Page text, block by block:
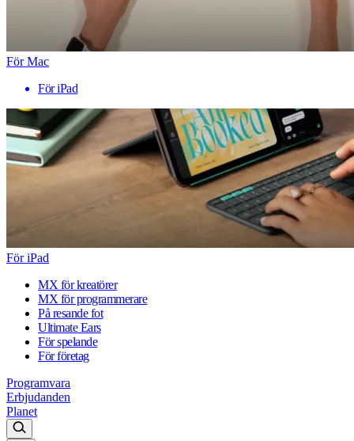
För Mac
För iPad
För iPad
MX för kreatörer
MX för programmerare
På resande fot
Ultimate Ears
För spelande
För företag
Programvara
Erbjudanden
Planet